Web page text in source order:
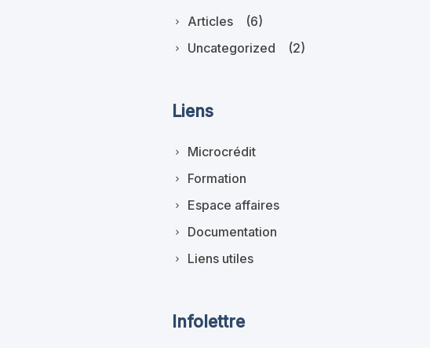
Articles
(6)
Uncategorized
(2)
Liens
Microcrédit
Formation
Espace affaires
Documentation
Liens utiles
Infolettre